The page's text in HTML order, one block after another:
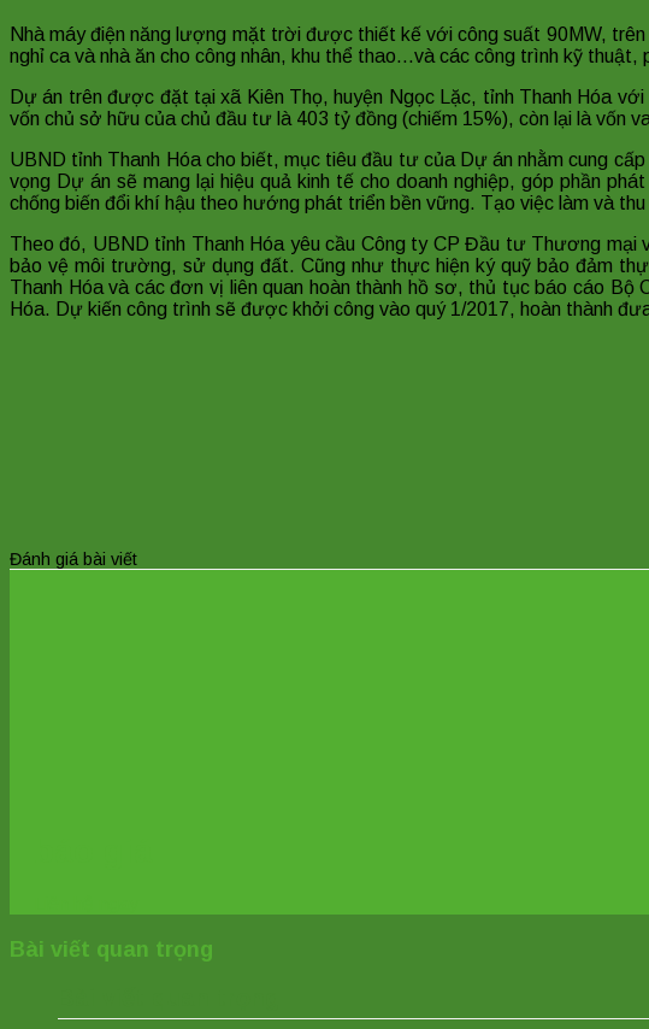
Nhà máy điện năng lượng mặt trời được thiết kế với công suất 90MW,
nghỉ ca và nhà ăn cho công nhân, khu thể thao…và các công trình kỹ thuật,
Dự án trên được đặt tại xã Kiên Thọ, huyện Ngọc Lặc, tỉnh Thanh Hóa
vốn chủ sở hữu của chủ đầu tư là 403 tỷ đồng (chiếm 15%), còn lại là vốn
UBND tỉnh Thanh Hóa cho biết, mục tiêu đầu tư của Dự án nhằm cung
vọng Dự án sẽ mang lại hiệu quả kinh tế cho doanh nghiệp, góp phần
chống biến đổi khí hậu theo hướng phát triển bền vững. Tạo việc làm và
Theo đó, UBND tỉnh Thanh Hóa yêu cầu Công ty CP Đầu tư Thương
bảo vệ môi trường, sử dụng đất. Cũng như thực hiện ký quỹ bảo đảm
Thanh Hóa và các đơn vị liên quan hoàn thành hồ sơ, thủ tục báo cáo
Hóa. Dự kiến công trình sẽ được khởi công vào quý 1/2017, hoàn thành
Đánh giá bài viết
Bài viết quan trọng